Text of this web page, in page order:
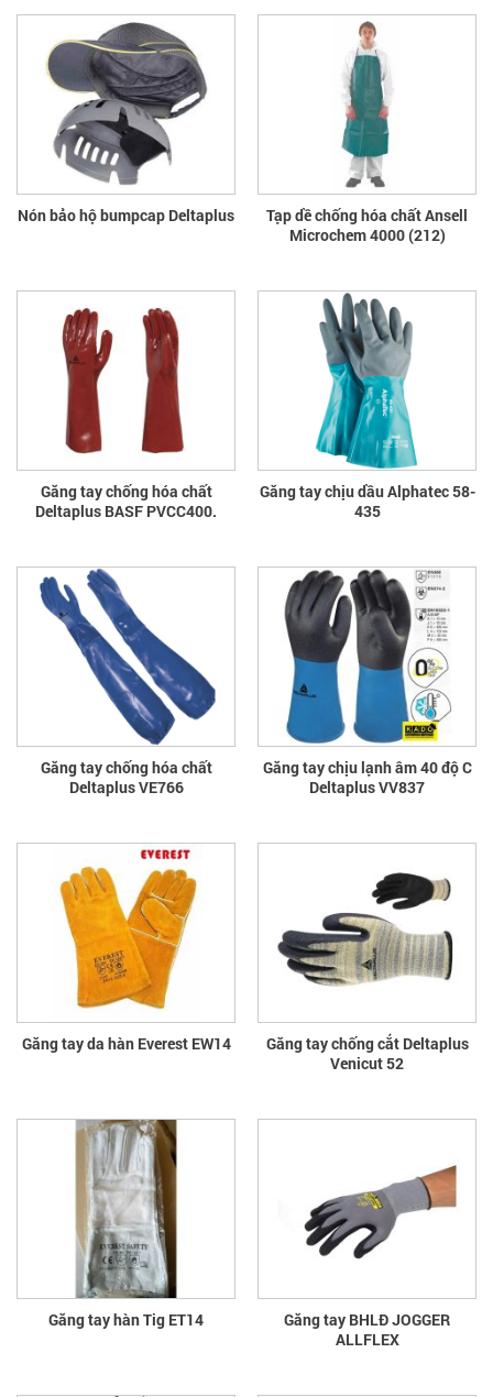
Nón bảo hộ bumpcap Deltaplus
Tạp dề chống hóa chất Ansell
Microchem 4000 (212)
Găng tay chống hóa chất
Deltaplus BASF PVCC400.
Găng tay chịu dầu Alphatec 58-
435
Găng tay chống hóa chất
Deltaplus VE766
Găng tay chịu lạnh âm 40 độ C
Deltaplus VV837
Găng tay da hàn Everest EW14
Găng tay chống cắt Deltaplus
Venicut 52
Găng tay hàn Tig ET14
Găng tay BHLĐ JOGGER
ALLFLEX